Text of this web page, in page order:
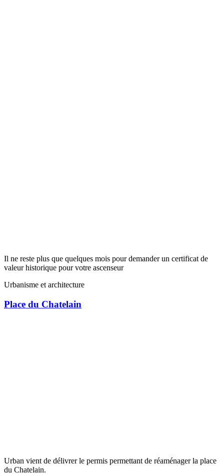
Il ne reste plus que quelques mois pour demander un certificat de
valeur historique pour votre ascenseur
Urbanisme et architecture
Place du Chatelain
Urban vient de délivrer le permis permettant de réaménager la place
du Chatelain.